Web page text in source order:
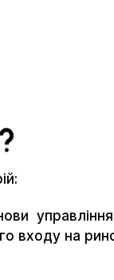
управління
входу на